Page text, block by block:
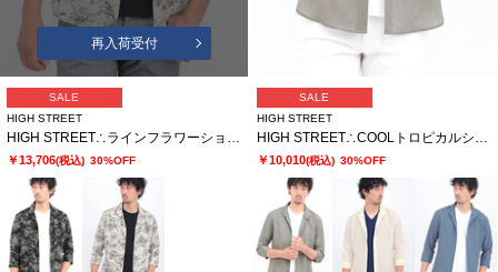
再入荷受付
SALE
HIGH STREET
￥13,706(税込) 30%OFF
SALE
HIGH STREET
￥10,010(税込) 30%OFF